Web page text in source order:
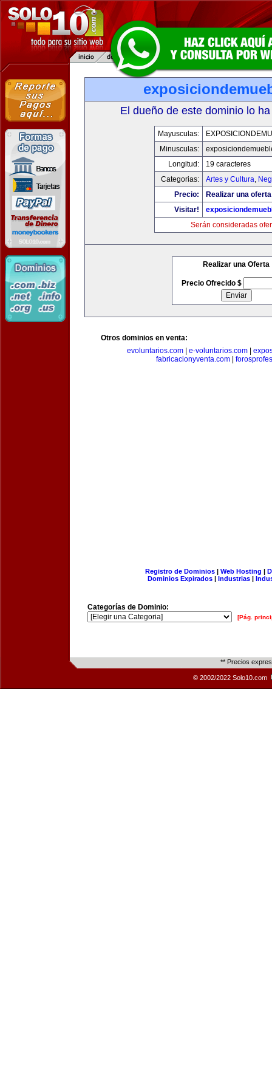
El dueño de este dominio lo
Mayusculas:
Minusculas:
Longitud:
19 caracteres
Categorias:
Artes y Cultura,
Precio:
Realizar una
Visitar!
Serán consideradas
Realizar una Oferta
Precio Ofrecido $
Otros dominios en venta:
evoluntarios.com
e-voluntarios.com
fabricacionyventa.com
Registro de Dominios| Web Hosting |
Dominios Expirados | Industrias |
Categorías de Dominio:
[Pág.
** Precios
© 2002/2022 Solo10.com